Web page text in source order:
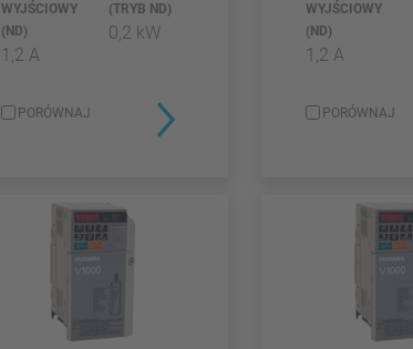
WYJŚCIOWY
(ND)
1,2 A
(TRYB ND)
0,2 kW
PORÓWNAJ
WYJŚCIOWY
(ND)
1,2 A
PORÓWNAJ